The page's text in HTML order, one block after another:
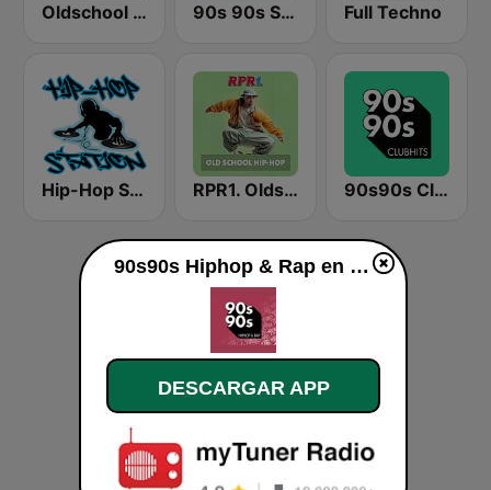
Oldschool Hiphop 90s 90s Sommerhits Full Techno
Hip-Hop Station RPR1. Oldschool Hip-Hop 90s90s Clubhits
90s90s Hiphop & Rap en vivo
DESCARGAR APP